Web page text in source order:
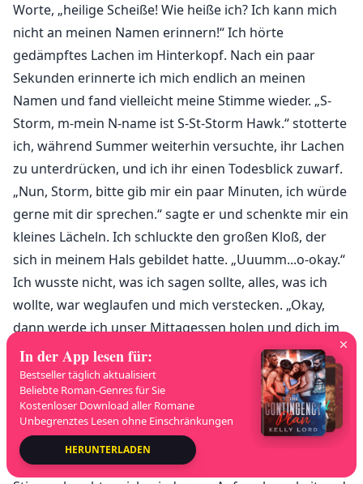
Worte, „heilige Scheiße! Wie heiße ich? Ich kann mich
nicht an meinen Namen erinnern!“ Ich hörte
gedämpftes Lachen im Hinterkopf. Nach ein paar
Sekunden erinnerte ich mich endlich an meinen
Namen und fand vielleicht meine Stimme wieder. „S-
Storm, m-mein N-name ist S-St-Storm Hawk.“ stotterte
ich, während Summer weiterhin versuchte, ihr Lachen
zu unterdrücken, und ich ihr einen Todesblick zuwarf.
„Nun, Storm, bitte gib mir ein paar Minuten, ich würde
gerne mit dir sprechen.“ sagte er und schenkte mir ein
kleines Lächeln. Ich schluckte den großen Kloß, der
sich in meinem Hals gebildet hatte. „Uuumm...o-okay.“
Ich wusste nicht, was ich sagen sollte, alles, was ich
wollte, war weglaufen und mich verstecken. „Okay,
dann werde ich unser Mittagessen holen und dich im
Innenhof treffen.“ sagte Summer und warf mir ein
schelmisches Grinsen zu, gab mir zwei Daumen hoch
und wackelte mit den Augenbrauen. Ich schüttelte den
Kopf und rollte mit den Augen, als sie den Raum
verließ. „Entschuldigung, Herr… Entschuldigung, ich
habe Ihren Namen nicht mitbekommen.“ Ihre schrille
In der App lesen für:
Bestseller täglich aktualisiert
Beliebte Roman-Genres für Sie
Kostenloser Download aller Romane
Unbegrenztes Lesen ohne Einschränkungen
HERUNTERLADEN